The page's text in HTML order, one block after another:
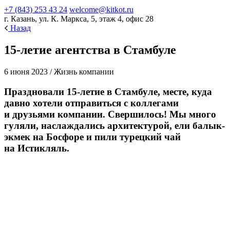
+7 (843) 253 43 24 welcome@kitkot.ru
г. Казань, ул. К. Маркса, 5, этаж 4, офис 28
Назад
15-летие агентства в Стамбуле
6 июня 2023 / Жизнь компании
Праздновали 15-летие в Стамбуле, месте, куда
давно хотели отправиться с коллегами
и друзьями компании. Свершилось! Мы много
гуляли, наслаждались архитектурой, ели балык-
экмек на Босфоре и пили турецкий чай
на Истикляль.